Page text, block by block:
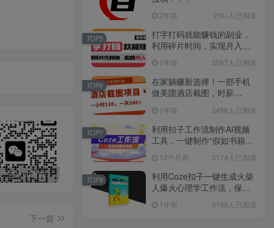
最新无广告水印课程资源 长期更新 免费投稿专区，先看要求在投稿！！！ 打字打码就能赚钱的副业，利用碎片时间，实现月入过万，简单的赚钱小副业
下一篇
2年前 2W+人已阅读
打字打码就能赚钱的副业，
利用碎片时间，实现月入过
1年前 3587人已阅读
TOP5
在家躺赚新选择！一部手机
做美团酒店截图，时薪
1年前 3498人已阅读
TOP6
利用扣子工作流制作AI视频
工具，一键制作“假如书籍会
12个月前 3174人已阅读
TOP7
利用Coze扣子一键生成火柴
人爆火心理学工作流，保姆
1年前 3168人已阅读
TOP8